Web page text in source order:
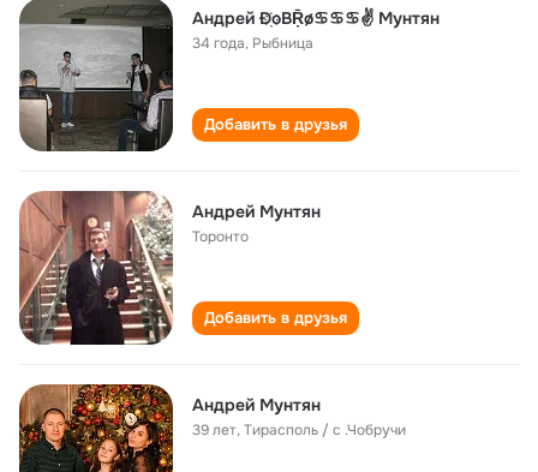
Андрей Ð҉oBṜø♋♋♋✌ Мунтян
34 года, Рыбница
Добавить в друзья
Андрей Мунтян
Торонто
Добавить в друзья
Андрей Мунтян
39 лет,Тирасполь / с .Чобручи